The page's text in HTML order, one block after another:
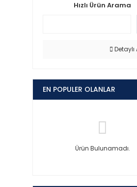
Hızlı Ürün Arama
EN POPULER OLANLAR
Ürün Bulunamadı.